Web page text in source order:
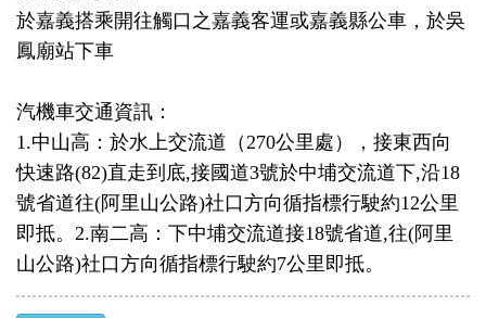
於嘉義搭乘開往觸口之嘉義客運或嘉義縣公車，於吳
鳳廟站下車
汽機車交通資訊：
1.中山高：於水上交流道（270公里處），接東西向
快速路(82)直走到底,接國道3號於中埔交流道下,沿18
號省道往(阿里山公路)社口方向循指標行駛約12公里
即抵。2.南二高：下中埔交流道接18號省道,往(阿里
山公路)社口方向循指標行駛約7公里即抵。